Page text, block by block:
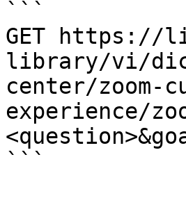
```
GET https://
library/vi/
center/zoom-
experience/
```